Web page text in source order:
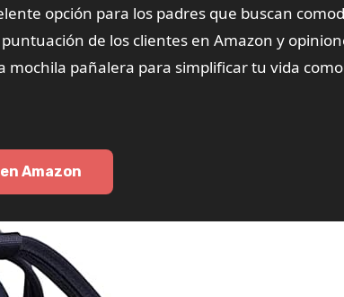
opción para los padres que buscan
de los clientes en Amazon y
pañalera para simplificar tu vida
Amazon